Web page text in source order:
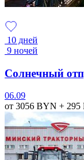
10 дней
9 ночей
Солнечный
06.09
от 3056 BYN + 295